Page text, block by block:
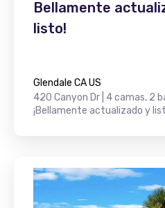
Bellamente
listo!
Glendale CA US
420 Canyon Dr | 4 camas, 2
¡Bellamente actualizado y